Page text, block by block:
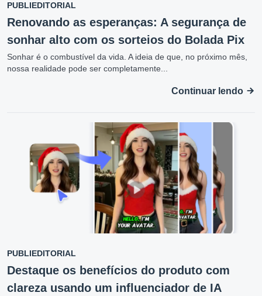
PUBLIEDITORIAL
Renovando as esperanças: A segurança de
sonhar alto com os sorteios do Bolada Pix
Sonhar é o combustível da vida. A ideia de que, no próximo mês,
nossa realidade pode ser completamente...
Continuar lendo
PUBLIEDITORIAL
Destaque os benefícios do produto com
clareza usando um influenciador de IA